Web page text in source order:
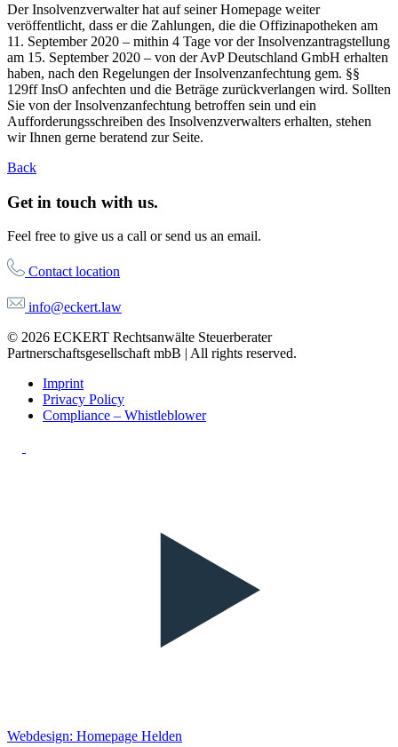
Der Insolvenzverwalter hat auf seiner Homepage weiter
veröffentlicht, dass er die Zahlungen, die die Offizinapotheken am
11. September 2020 – mithin 4 Tage vor der Insolvenzantragstellung
am 15. September 2020 – von der AvP Deutschland GmbH erhalten
haben, nach den Regelungen der Insolvenzanfechtung gem. §§
129ff InsO anfechten und die Beträge zurückverlangen wird. Sollten
Sie von der Insolvenzanfechtung betroffen sein und ein
Aufforderungsschreiben des Insolvenzverwalters erhalten, stehen
wir Ihnen gerne beratend zur Seite.
Back
Get in touch with us.
Feel free to give us a call or send us an email.
Contact location
info@eckert.law
© 2026 ECKERT Rechtsanwälte Steuerberater
Partnerschaftsgesellschaft mbB | All rights reserved.
Imprint
Privacy Policy
Compliance – Whistleblower
Webdesign: Homepage Helden